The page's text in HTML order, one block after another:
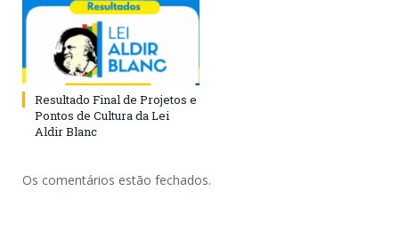
Resultado Final de Projetos e
Pontos de Cultura da Lei
Aldir Blanc
Os comentários estão fechados.